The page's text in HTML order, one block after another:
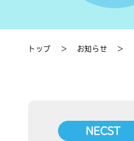
トップ ＞ お知らせ ＞
NECST